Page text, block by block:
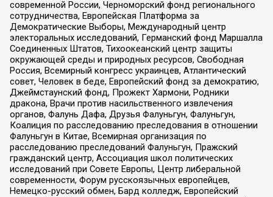
современной России, Черноморский фонд регионального
сотрудничества, Европейская Платформа за
Демократические Выборы, Международный центр
электоральных исследований, Германский фонд Маршалла
Соединенных Штатов, Тихоокеанский центр защиты
окружающей среды и природных ресурсов, Свободная
Россия, Всемирный конгресс украинцев, Атлантический
совет, Человек в беде, Европейский фонд за демократию,
Джеймстаунский фонд, Прожект Хармони, Родники
дракона, Врачи против насильственного извлечения
органов, Фалунь Дафа, Друзья Фалуньгун, Фалуньгун,
Коалиция по расследованию преследования в отношении
Фалуньгун в Китае, Всемирная организация по
расследованию преследований Фалуньгун, Пражский
гражданский центр, Ассоциация школ политических
исследований при Совете Европы, Центр либеральной
современности, Форум русскоязычных европейцев,
Немецко-русский обмен, Бард колледж, Европейский